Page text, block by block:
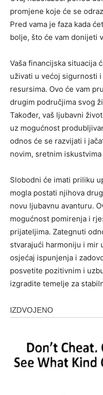
promjene koje će se
Pred vama je faza kada
bolje, što će vam donijeti
Vaša financijska situacija
uživati u većoj sigurnosti
resursima. Ovo će vam
drugim područjima svog
Također, vaš ljubavni
uz mogućnost
odnos će se razvijati i
novim, sretnim
Slobodni će imati priliku
mogla postati njihova
novu ljubavnu avanturu.
mogućnost pomirenja i
prijateljima. Zategnuti
stvarajući harmoniju i mir
osjećaj ispunjenja i
posvetite pozitivnim i
izgradite temelje za